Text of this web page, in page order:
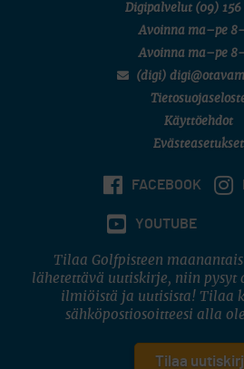
Digipalvelut (09) 156
Avoinna ma–pe
Avoinna ma–pe
(digi)
Käyttöehdot
Evästeasetukset
FACEBOOK
YOUTUBE
Tilaa Golfpisteen
lähetettävä uutiskirje, niin pysyt
ilmiöistä ja uutisista! Tilaa
sähköpostiosoitteesi alla
Tilaa